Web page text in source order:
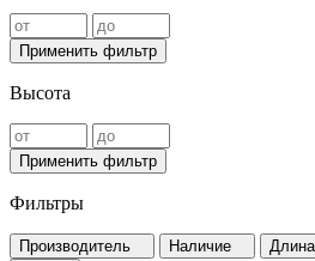
Применить фильтр
Высота
Применить фильтр
Фильтры
Производитель Наличие Длина